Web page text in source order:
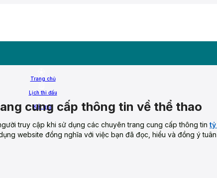
Trang chủ
Lịch thi đấu
Kết quả
cung cấp thông tin về thể thao
truy cập khi sử dụng các chuyên trang cung cấp thông tintỷ
website đồng nghĩa với việc bạn đã đọc, hiểu và đồng ý